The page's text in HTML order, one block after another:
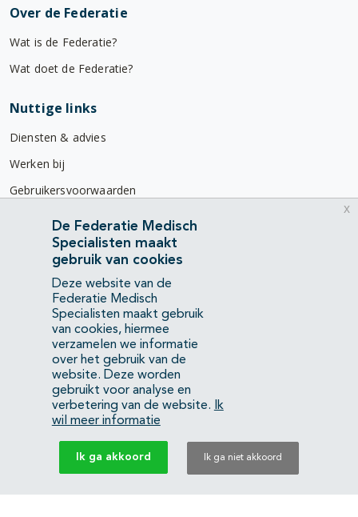
Over de Federatie
Wat is de Federatie?
Wat doet de Federatie?
Nuttige links
Diensten & advies
Werken bij
Gebruikersvoorwaarden
Privacyverklaring
Contact
Mercatorlaan 1200
3528 BL Utrecht
(088) 505 34 34
info@richtlijnendatabase.nl
YouTubeLinkedIn
KvK Federatie Medisch Specialisten:40483480
Privacyverklaring
De Federatie Medisch
Specialisten maakt
gebruik van cookies
Deze website van de
Federatie Medisch
Specialisten maakt gebruik
van cookies, hiermee
verzamelen we informatie
over het gebruik van de
website. Deze worden
gebruikt voor analyse en
verbetering van de website.
Ik
wil meer informatie
Ik ga akkoord Ik ga niet akkoord
x